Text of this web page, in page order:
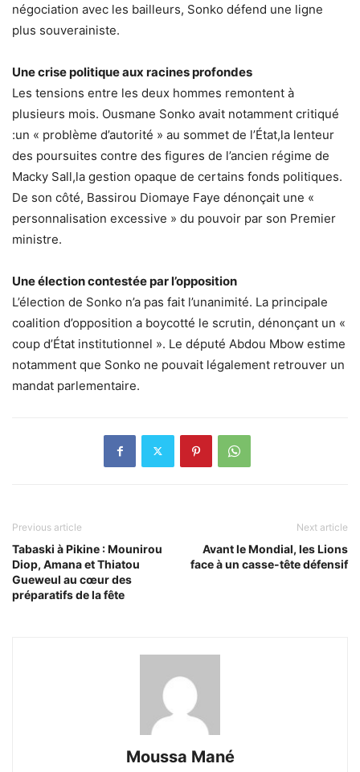
négociation avec les bailleurs, Sonko défend une ligne
plus souverainiste.
Une crise politique aux racines profondes
Les tensions entre les deux hommes remontent à
plusieurs mois. Ousmane Sonko avait notamment critiqué
:un « problème d’autorité » au sommet de l’État,la lenteur
des poursuites contre des figures de l’ancien régime de
Macky Sall,la gestion opaque de certains fonds politiques.
De son côté, Bassirou Diomaye Faye dénonçait une «
personnalisation excessive » du pouvoir par son Premier
ministre.
Une élection contestée par l’opposition
L’élection de Sonko n’a pas fait l’unanimité. La principale
coalition d’opposition a boycotté le scrutin, dénonçant un «
coup d’État institutionnel ». Le député Abdou Mbow estime
notamment que Sonko ne pouvait légalement retrouver un
mandat parlementaire.
Previous article
Tabaski à Pikine : Mounirou
Diop, Amana et Thiatou
Gueweul au cœur des
préparatifs de la fête
Next article
Avant le Mondial, les Lions
face à un casse-tête défensif
Moussa Mané